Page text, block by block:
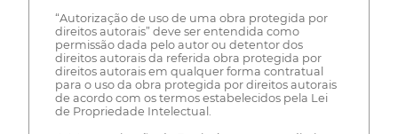
“Autorização de uso de uma obra protegida por
direitos autorais” deve ser entendida como
permissão dada pelo autor ou detentor dos
direitos autorais da referida obra protegida por
direitos autorais em qualquer forma contratual
para o uso da obra protegida por direitos autorais
de acordo com os termos estabelecidos pela Lei
de Propriedade Intelectual.